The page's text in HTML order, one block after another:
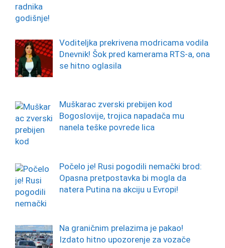
Voditeljka prekrivena modricama vodila
Dnevnik! Šok pred kamerama RTS-a, ona
se hitno oglasila
Muškarac zverski prebijen kod
Bogoslovije, trojica napadača mu
nanela teške povrede lica
Počelo je! Rusi pogodili nemački brod:
Opasna pretpostavka bi mogla da
natera Putina na akciju u Evropi!
Na graničnim prelazima je pakao!
Izdato hitno upozorenje za vozače